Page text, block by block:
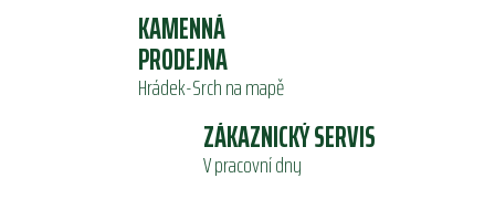
KAMENNÁ
PRODEJNA
Hrádek-Srch na mapě
ZÁKAZNICKÝ SERVIS
V pracovní dny